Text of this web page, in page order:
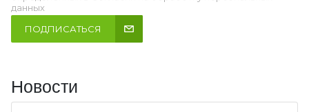
данных
ПОДПИСАТЬСЯ
Новости